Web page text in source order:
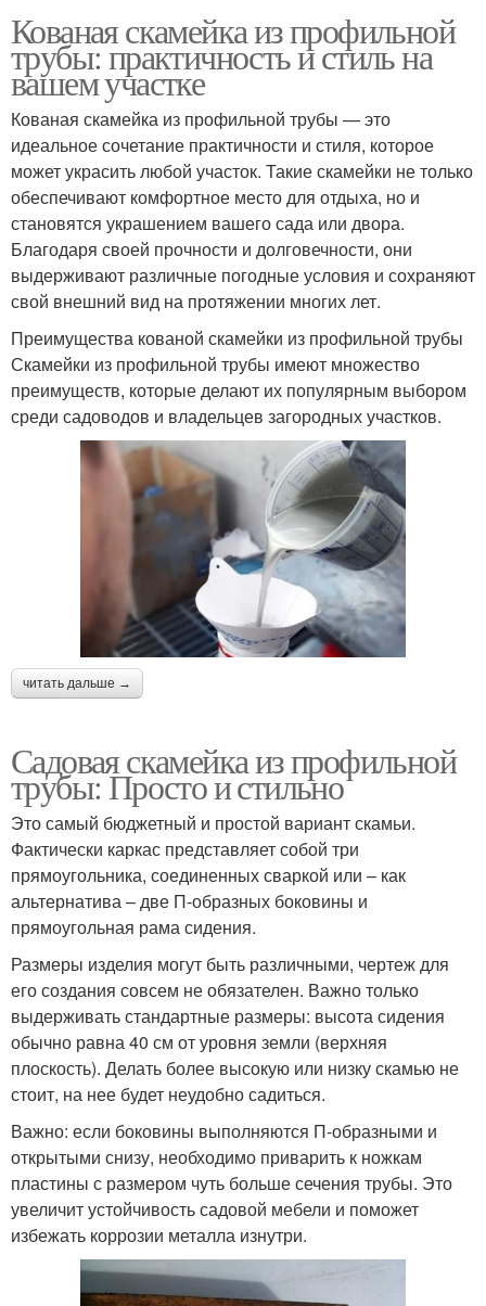
Кованая скамейка из профильной
трубы: практичность и стиль на
вашем участке
Кованая скамейка из профильной трубы — это
идеальное сочетание практичности и стиля, которое
может украсить любой участок. Такие скамейки не только
обеспечивают комфортное место для отдыха, но и
становятся украшением вашего сада или двора.
Благодаря своей прочности и долговечности, они
выдерживают различные погодные условия и сохраняют
свой внешний вид на протяжении многих лет.
Преимущества кованой скамейки из профильной трубы
Скамейки из профильной трубы имеют множество
преимуществ, которые делают их популярным выбором
среди садоводов и владельцев загородных участков.
читать дальше →
Садовая скамейка из профильной
трубы: Просто и стильно
Это самый бюджетный и простой вариант скамьи.
Фактически каркас представляет собой три
прямоугольника, соединенных сваркой или – как
альтернатива – две П-образных боковины и
прямоугольная рама сидения.
Размеры изделия могут быть различными, чертеж для
его создания совсем не обязателен. Важно только
выдерживать стандартные размеры: высота сидения
обычно равна 40 см от уровня земли (верхняя
плоскость). Делать более высокую или низку скамью не
стоит, на нее будет неудобно садиться.
Важно: если боковины выполняются П-образными и
открытыми снизу, необходимо приварить к ножкам
пластины с размером чуть больше сечения трубы. Это
увеличит устойчивость садовой мебели и поможет
избежать коррозии металла изнутри.